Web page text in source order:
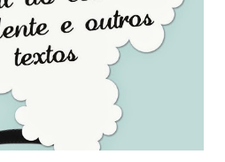
imensamente a cada um de
que leu, comentou, compartilho...